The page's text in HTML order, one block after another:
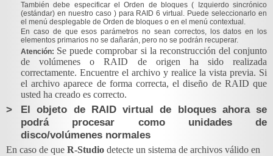
También debe especificar elOrden de bloques(
Izquierdo sincrónico
(estándar) en nuestro caso ) para RAID 6 virtual. Puede seleccionarlo en
el menú desplegable de Orden de bloques o en el menú contextual.
En caso de que esos parámetros no sean correctos, los datos en los
elementos primarios no se dañarán, pero no se podrán recuperar.
Atención: Se puede comprobar si la reconstrucción del conjunto
de volúmenes o RAID de origen ha sido realizada
correctamente. Encuentre el archivo y realice la vista previa. Si
el archivo aparece de forma correcta, el diseño de RAID que
usted ha creado es correcto.
>
El objeto de RAID virtual de bloques ahora se
podrá procesar como unidades de
disco/volúmenes normales
En caso de que R-Studio detecte un sistema de archivos válido en